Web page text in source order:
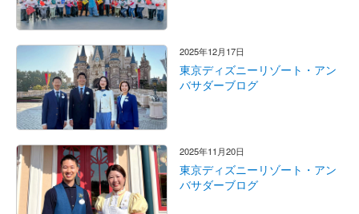
2025年12月17日
東京ディズニーリゾート・アン
バサダーブログ
2025年11月20日
東京ディズニーリゾート・アン
バサダーブログ